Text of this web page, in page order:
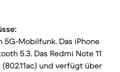
Mobilfunk. Das iPhone
5.3. Das Redmi Note 11
und verfügt über